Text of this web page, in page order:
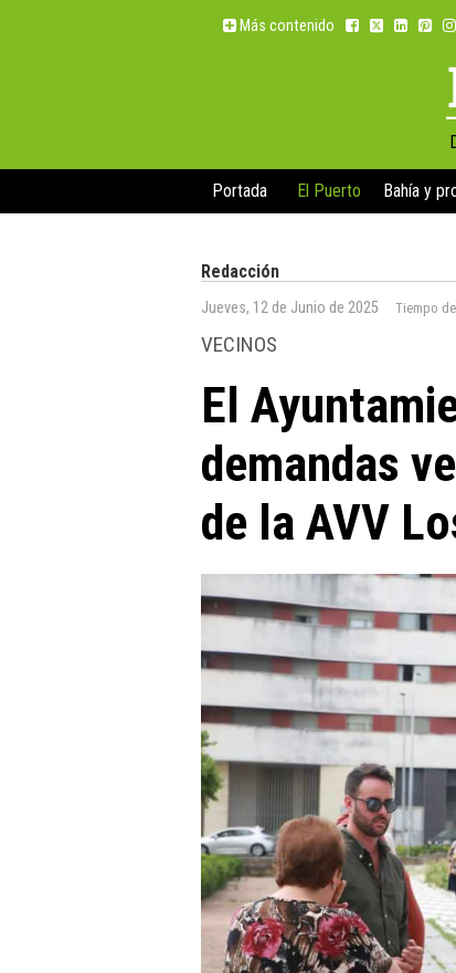
Más contenido
Portada El Puerto Bahía y
Redacción
Jueves, 12 de Junio de 2025 Tiempo
VECINOS
El
demandas
de la AVV